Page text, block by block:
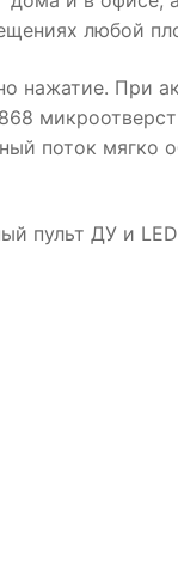
любой
нажатие. При
поток мягко
пульт ДУ и